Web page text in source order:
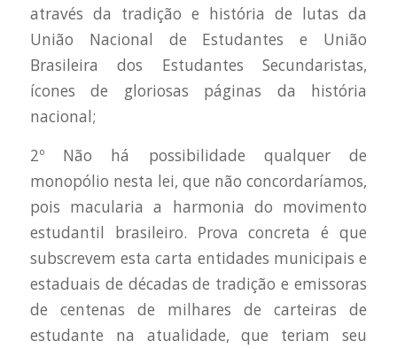
através da tradição e história de lutas da
União Nacional de Estudantes e União
Brasileira dos Estudantes Secundaristas,
ícones de gloriosas páginas da história
nacional;
2º Não há possibilidade qualquer de
monopólio nesta lei, que não concordaríamos,
pois macularia a harmonia do movimento
estudantil brasileiro. Prova concreta é que
subscrevem esta carta entidades municipais e
estaduais de décadas de tradição e emissoras
de centenas de milhares de carteiras de
estudante na atualidade, que teriam seu